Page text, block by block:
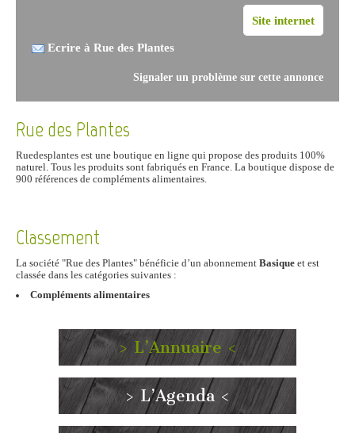
Site internet
Ecrire à Rue des Plantes
Signaler un problème sur cette annonce
Rue des Plantes
Ruedesplantes est une boutique en ligne qui propose des produits 100%
naturel. Tous les produits sont fabriqués en France. La boutique dispose de
900 références de compléments alimentaires.
Classement
La société "Rue des Plantes" bénéficie d’un abonnement Basique et est
classée dans les catégories suivantes :
Compléments alimentaires
> L’Annuaire <
> L’Agenda <